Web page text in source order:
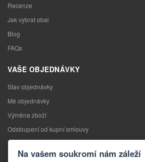
Recenze
Jak vybrat obal
Blog
FAQs
VAŠE OBJEDNÁVKY
Stav objednávky
Mé objednávky
Výměna zboží
Odstoupení od kupní smlouvy
Reklamace
Na vašem soukromí nám záleží